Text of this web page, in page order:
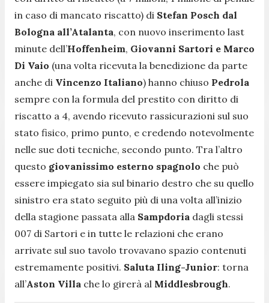
in caso di mancato riscatto) di Stefan Posch dal
Bologna all’Atalanta, con nuovo inserimento last
minute dell’Hoffenheim, Giovanni Sartori e Marco
Di Vaio (una volta ricevuta la benedizione da parte
anche di Vincenzo Italiano) hanno chiuso Pedrola
sempre con la formula del prestito con diritto di
riscatto a 4, avendo ricevuto rassicurazioni sul suo
stato fisico, primo punto, e credendo notevolmente
nelle sue doti tecniche, secondo punto. Tra l’altro
questo giovanissimo esterno spagnolo che può
essere impiegato sia sul binario destro che su quello
sinistro era stato seguito più di una volta all’inizio
della stagione passata alla Sampdoria dagli stessi
007 di Sartori e in tutte le relazioni che erano
arrivate sul suo tavolo trovavano spazio contenuti
estremamente positivi. Saluta Iling-Junior: torna
all’Aston Villa che lo girerà al Middlesbrough.